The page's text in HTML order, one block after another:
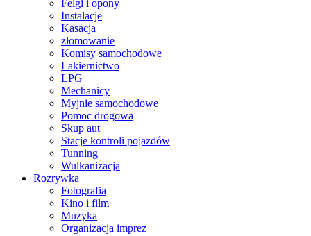
Felgi i opony
Instalacje
Kasacja
złomowanie
Komisy samochodowe
Lakiernictwo
LPG
Mechanicy
Myjnie samochodowe
Pomoc drogowa
Skup aut
Stacje kontroli pojazdów
Tunning
Wulkanizacja
Rozrywka
Fotografia
Kino i film
Muzyka
Organizacja imprez